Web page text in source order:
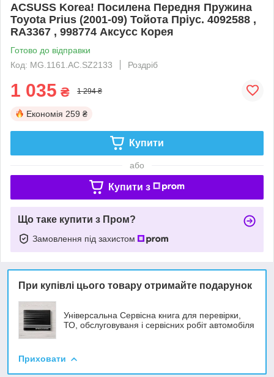
ACSUSS Korea! Посилена Передня Пружина
Toyota Prius (2001-09) Тойота Пріус. 4092588 ,
RA3367 , 998774 Аксусс Корея
Готово до відправки
Код: MG.1161.АС.SZ2133
Роздріб
1 035 ₴ 1 294 ₴
Економія 259 ₴
Купити
або
Купити з
Що таке купити з Пром?
Замовлення під захистом
При купівлі цього товару отримайте подарунок
Універсальна Сервісна книга для перевірки,
ТО, обслуговуваня і сервісних робіт автомобіля
Приховати